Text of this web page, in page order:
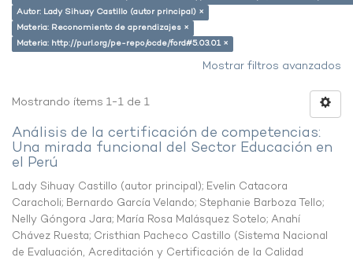
Autor: Lady Sihuay Castillo (autor principal) ×
Materia: Reconomiento de aprendizajes ×
Materia: http://purl.org/pe-repo/ocde/ford#5.03.01 ×
Mostrar filtros avanzados
Mostrando ítems 1-1 de 1
Análisis de la certificación de competencias:
Una mirada funcional del Sector Educación en
el Perú
Lady Sihuay Castillo (autor principal); Evelin Catacora
Caracholi; Bernardo García Velando; Stephanie Barboza Tello;
Nelly Góngora Jara; María Rosa Malásquez Sotelo; Anahí
Chávez Ruesta; Cristhian Pacheco Castillo (Sistema Nacional
de Evaluación, Acreditación y Certificación de la Calidad